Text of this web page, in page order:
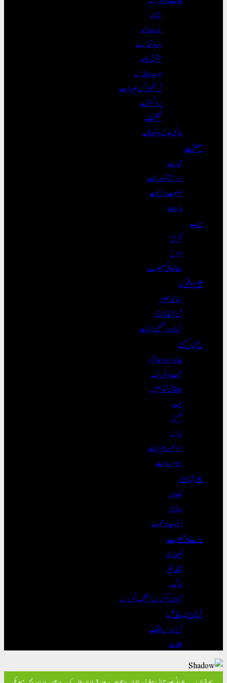
ستان
سندھ و ہند
بدھ تہذیب
مشرق بعید
عرب و فارس
آرتھوڈاکس عیسائیت
پروٹسٹنٹ
کیتھولک
عالمی عدل و انصاف
معیشت
تجارت
ذرائع آمدورفت
صنعت و حرفت
مالیات
ادب
تفریح
مزاح
مطالعاتی تبصرے
علوم و فنون
سماجی علوم
فن/ٹیکنالوجی
انسان و مشینی ذہانت
رہن سہن
خاندان و معاشرہ
صحت و خوراک
علاقائی تہذیبیں
کھیل
لباس
موسم و ماحولیات
سیر و سیاحت
بصری مواد
تصاویر
ویڈیوز
دلچسپ و عجیب
رائے و تبصرے
لکھاری
نقطہ نظر
بلاگ
مہمان تحریریں / منتخب تحریریں
آج روس خاص
آج روس بیٹھک
ملقات